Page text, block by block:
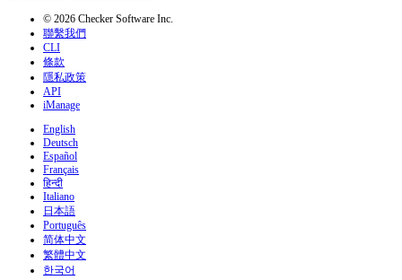
© 2026 Checker Software Inc.
聯繫我們
CLI
條款
隱私政策
API
iManage
English
Deutsch
Español
Français
हिन्दी
Italiano
日本語
Português
简体中文
繁體中文
한국어